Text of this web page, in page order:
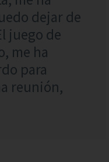
dejar de
juego de
me ha
para
reunión,